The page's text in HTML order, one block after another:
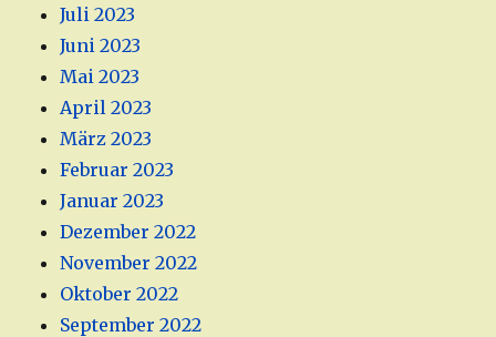
Juli 2023
Juni 2023
Mai 2023
April 2023
März 2023
Februar 2023
Januar 2023
Dezember 2022
November 2022
Oktober 2022
September 2022